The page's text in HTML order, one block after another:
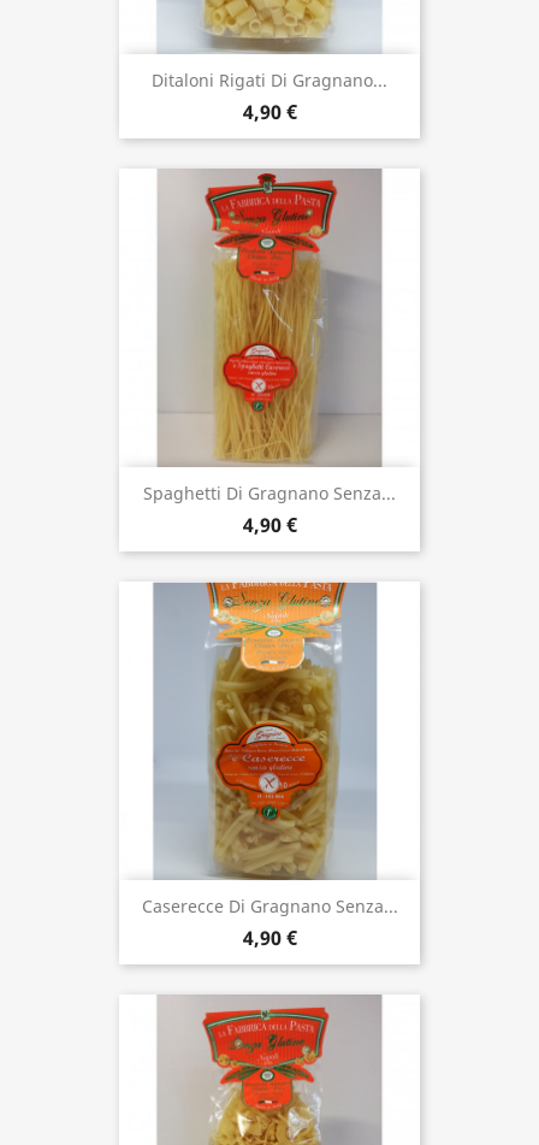
Ditaloni Rigati Di Gragnano...
4,90 €
Spaghetti Di Gragnano Senza...
4,90 €
Caserecce Di Gragnano Senza...
4,90 €